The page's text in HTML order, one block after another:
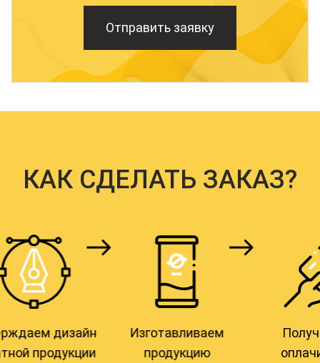
Отправить заявку
КАК СДЕЛАТЬ ЗАКАЗ?
дизайн
Изготавливаем
продукцию
Получаете и
оплачиваете